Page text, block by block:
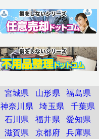
宮城県 山形県 福島県
神奈川県 埼玉県 千葉県
石川県 福井県 愛知県
滋賀県 京都府 兵庫県